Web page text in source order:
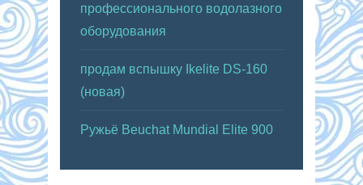
профессионального водолазного
оборудования
продам вспышку Ikelite DS-160
(новая)
Ружьё Beuchat Mundial Elite 900